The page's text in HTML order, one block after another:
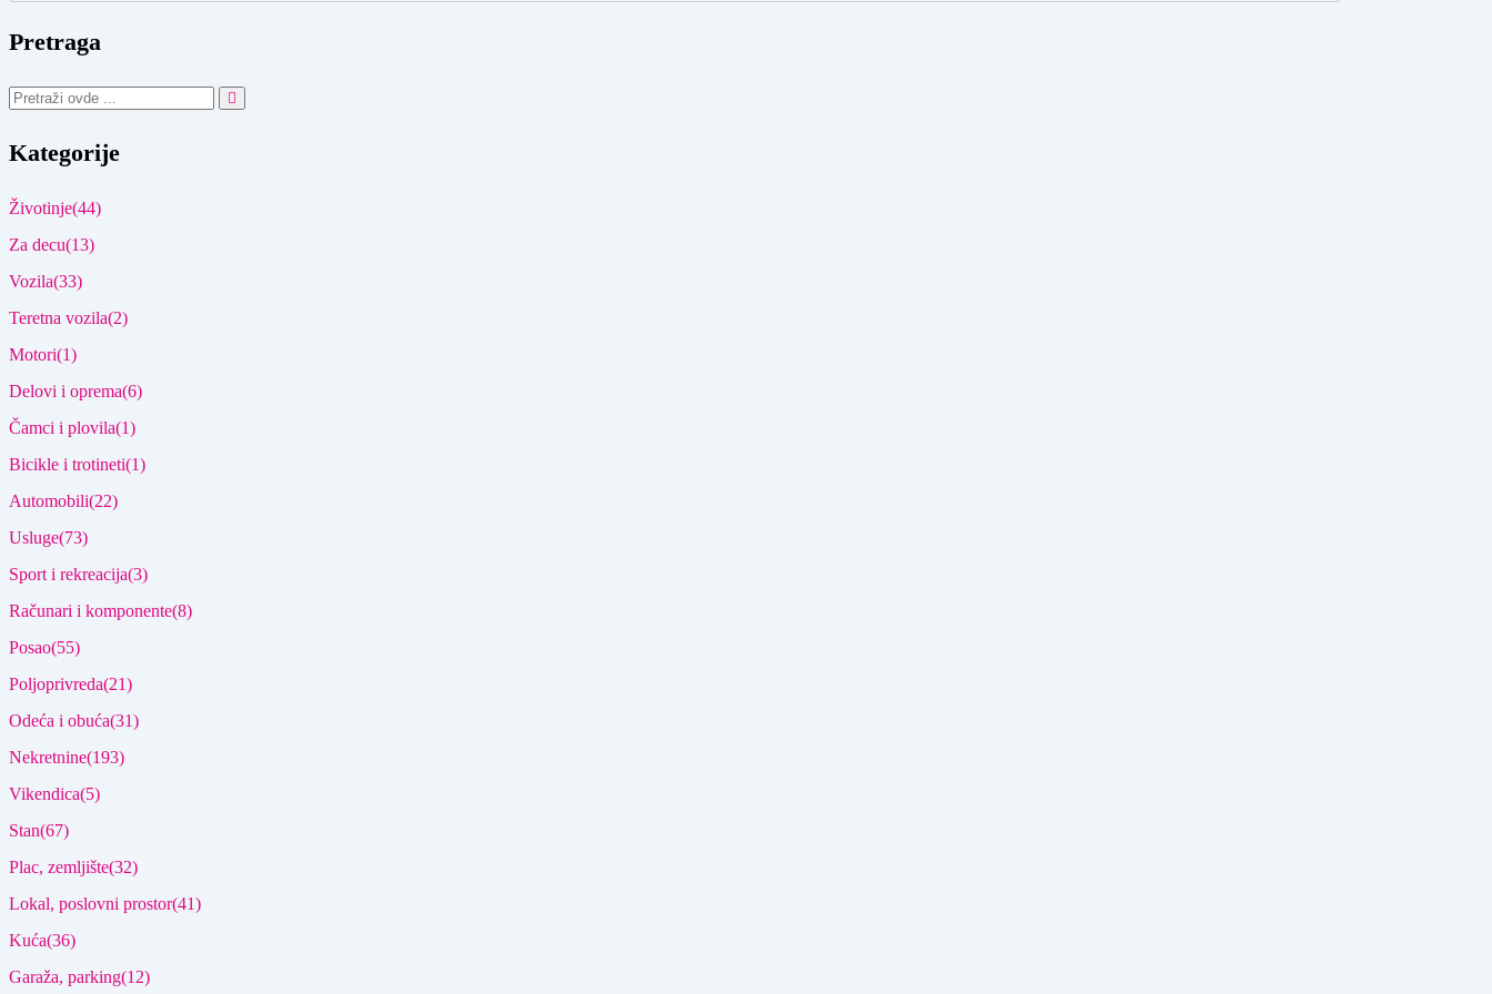
Pretraga
Kategorije
Životinje(44)
Za decu(13)
Vozila(33)
Teretna vozila(2)
Motori(1)
Delovi i oprema(6)
Čamci i plovila(1)
Bicikle i trotineti(1)
Automobili(22)
Usluge(73)
Sport i rekreacija(3)
Računari i komponente(8)
Posao(55)
Poljoprivreda(21)
Odeća i obuća(31)
Nekretnine(193)
Vikendica(5)
Stan(67)
Plac, zemljište(32)
Lokal, poslovni prostor(41)
Kuća(36)
Garaža, parking(12)